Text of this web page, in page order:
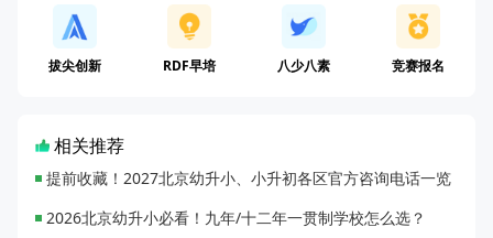
拔尖创新 RDF早培 八少八素 竞赛报名
相关推荐
提前收藏！2027北京幼升小、小升初各区官方咨询电话一览
2026北京幼升小必看！九年/十二年一贯制学校怎么选？